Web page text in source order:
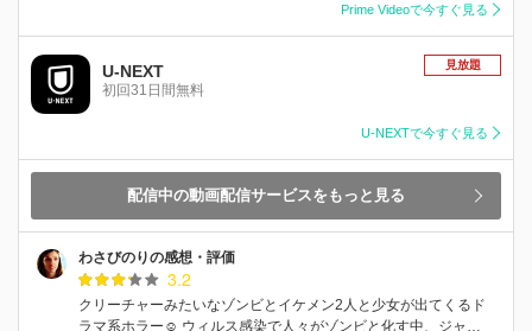
Prime Videoで今すぐ見る
U-NEXT
初回31日間無料
見放題
U-NEXTで今すぐ見る
配信中の動画配信サービスをもっと見る
わさびのりの感想・評価
3.2
クリーチャーみたいなゾンビとイケメン2人と少女が出てくるド
ラマ系ホラー☺️ ウィルス感染で人々がゾンビと化す中、ジャ…